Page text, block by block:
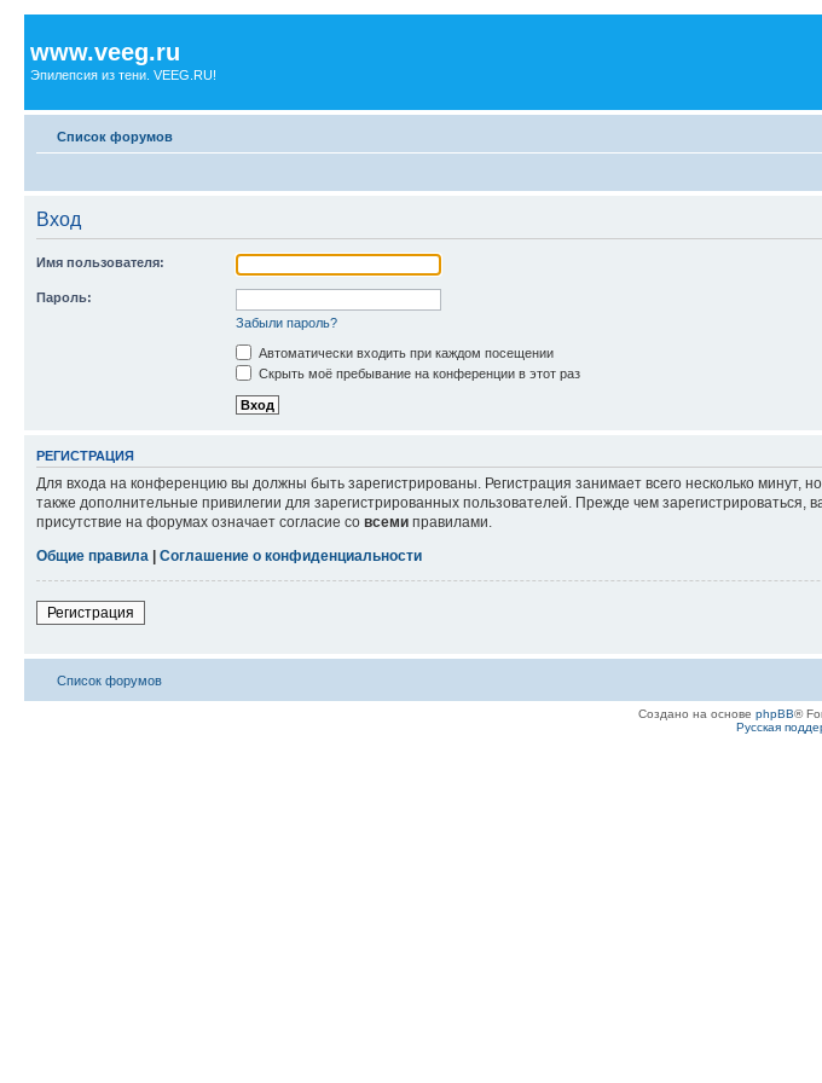
www.veeg.ru
Эпилепсия из тени. VEEG.RU!
Список форумов
Вход
Имя пользователя:
Пароль:
Забыли пароль?
Автоматически входить при каждом посещении
Скрыть моё пребывание на конференции в этот раз
РЕГИСТРАЦИЯ
Для входа на конференцию вы должны быть зарегистрированы. Регистрация занимает всего несколько
также дополнительные привилегии для зарегистрированных пользователей. Прежде чем
присутствие на форумах означает согласие со всеми правилами.
Общие правила
Соглашение о конфиденциальности
Регистрация
Список форумов
Создано на основе phpBB®
Русская